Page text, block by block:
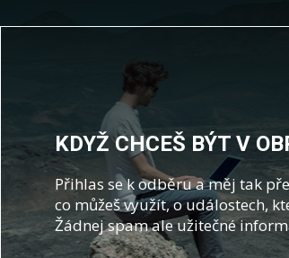
KDYŽ CHCEŠ BÝT V
Přihlas se k odběru a měj tak
co můžeš využít, o událostech,
Žádnej spam ale užitečné